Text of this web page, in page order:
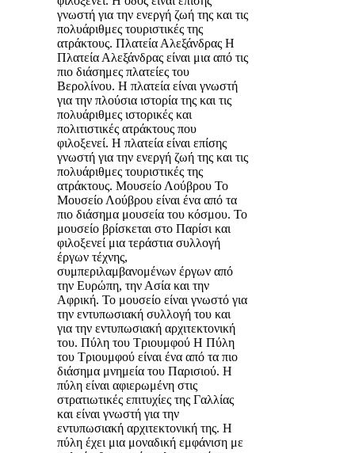
γνωστή για την ενεργή ζωή της και τις
πολυάριθμες τουριστικές της
ατράκτους. Πλατεία Αλεξάνδρας Η
Πλατεία Αλεξάνδρας είναι μια από τις
πιο διάσημες πλατείες του
Βερολίνου. Η πλατεία είναι γνωστή
για την πλούσια ιστορία της και τις
πολυάριθμες ιστορικές και
πολιτιστικές ατράκτους που
φιλοξενεί. Η πλατεία είναι επίσης
γνωστή για την ενεργή ζωή της και τις
πολυάριθμες τουριστικές της
ατράκτους. Μουσείο Λούβρου Το
Μουσείο Λούβρου είναι ένα από τα
πιο διάσημα μουσεία του κόσμου. Το
μουσείο βρίσκεται στο Παρίσι και
φιλοξενεί μια τεράστια συλλογή
έργων τέχνης,
συμπεριλαμβανομένων έργων από
την Ευρώπη, την Ασία και την
Αφρική. Το μουσείο είναι γνωστό για
την εντυπωσιακή συλλογή του και
για την εντυπωσιακή αρχιτεκτονική
του. Πύλη του Τριουμφού Η Πύλη
του Τριουμφού είναι ένα από τα πιο
διάσημα μνημεία του Παρισιού. Η
πύλη είναι αφιερωμένη στις
στρατιωτικές επιτυχίες της Γαλλίας
και είναι γνωστή για την
εντυπωσιακή αρχιτεκτονική της. Η
πύλη έχει μια μοναδική εμφάνιση με